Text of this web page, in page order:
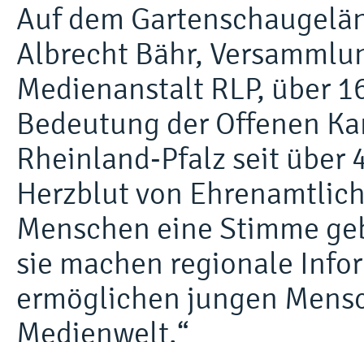
Auf dem
Albrecht Bähr,
Medienanstalt RLP, über
Bedeutung der Offenen
Rheinland-Pfalz seit über
Herzblut von
Menschen eine Stimme
sie machen regionale
ermöglichen jungen
Medienwelt.“